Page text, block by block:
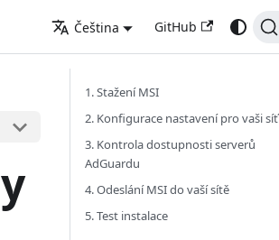
Čeština GitHub
1. Stažení MSI
2. Konfigurace nastavení pro vaši síť
3. Kontrola dostupnosti serverů
AdGuardu
4. Odeslání MSI do vaší sítě
5. Test instalace